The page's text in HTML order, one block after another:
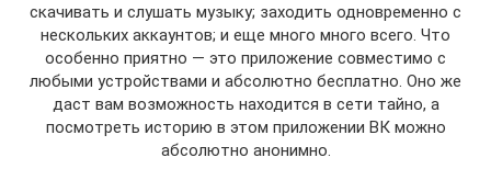
скачивать и слушать музыку; заходить одновременно с
нескольких аккаунтов; и еще много много всего. Что
особенно приятно — это приложение совместимо с
любыми устройствами и абсолютно бесплатно. Оно же
даст вам возможность находится в сети тайно, а
посмотреть историю в этом приложении ВК можно
абсолютно анонимно.